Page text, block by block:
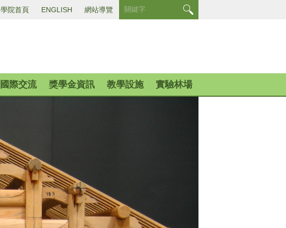
學院首頁 ENGLISH 網站導覽
國際交流 獎學金資訊 教學設施 實驗林場